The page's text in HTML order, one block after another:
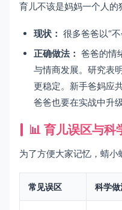
育儿不该是妈妈一个人的
现状： 很多爸爸以“不
正确做法： 爸爸的情
与情商发展。研究表
更稳定。新手爸妈应
爸爸也要在实战中升
📊 育儿误区与科
为了方便大家记忆，蜻小
常见误区 科学做